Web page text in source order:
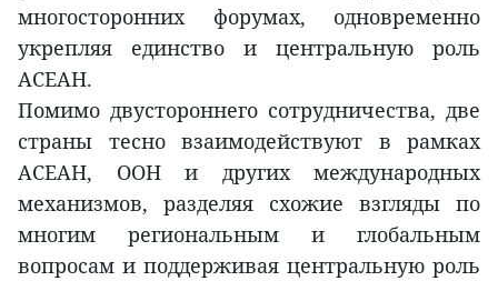
многосторонних форумах, одновременно
укрепляя единство и центральную роль
АСЕАН.
Помимо двустороннего сотрудничества, две
страны тесно взаимодействуют в рамках
АСЕАН, ООН и других международных
механизмов, разделяя схожие взгляды по
многим региональным и глобальным
вопросам и поддерживая центральную роль